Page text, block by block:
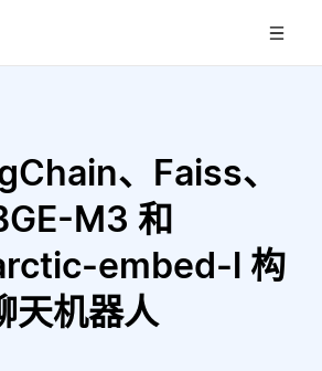
、Faiss、
M3 和
embed-l 构
天机器人